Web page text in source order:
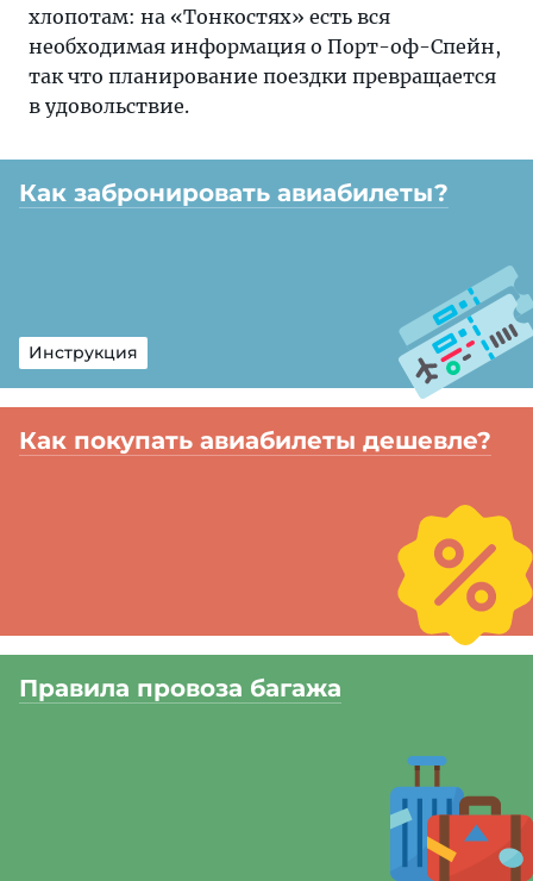
хлопотам: на «Тонкостях» есть вся
необходимая информация о Порт-оф-Спейн,
так что планирование поездки превращается
в удовольствие.
Как забронировать авиабилеты?
Инструкция
Как покупать авиабилеты дешевле?
Правила провоза багажа